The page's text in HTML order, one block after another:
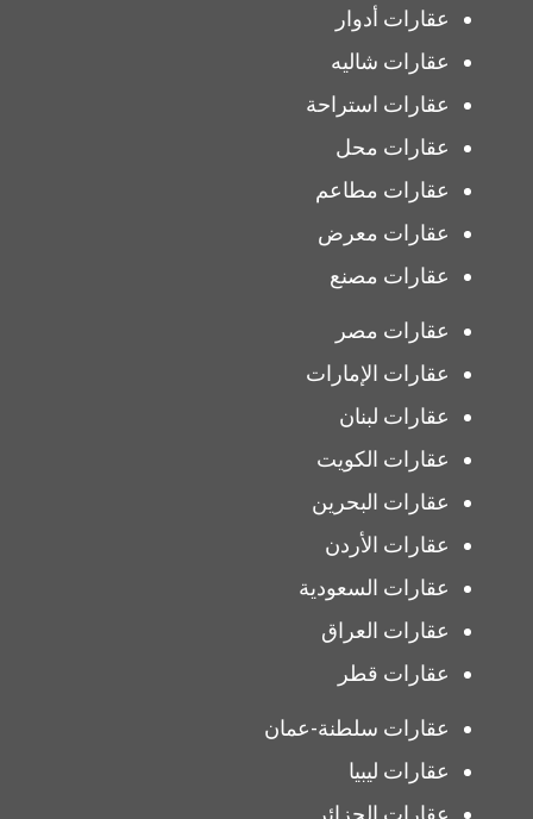
عقارات أدوار
عقارات شاليه
عقارات استراحة
عقارات محل
عقارات مطاعم
عقارات معرض
عقارات مصنع
عقارات مصر
عقارات الإمارات
عقارات لبنان
عقارات الكويت
عقارات البحرين
عقارات الأردن
عقارات السعودية
عقارات العراق
عقارات قطر
عقارات سلطنة-عمان
عقارات ليبيا
عقارات الجزائر